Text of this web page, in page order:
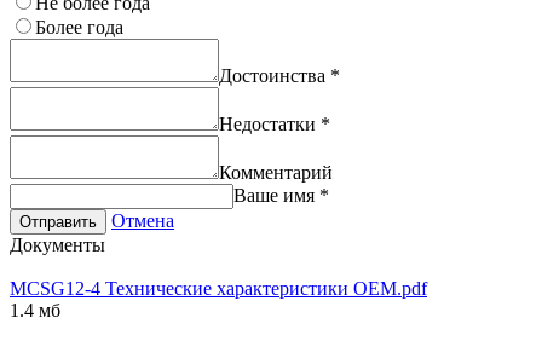
Более года
Достоинства *
Недостатки *
Комментарий
Ваше имя *
Отправить
Отмена
Документы
MCSG12-4 Технические характеристики OEM.pdf
1.4 мб